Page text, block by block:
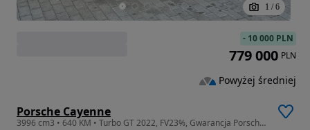
1 / 6
Porsche Cayenne
3996 cm3 • 640 KM • Turbo GT 2022, FV23%, Gwarancja PorscheApproved, Porsche Centrum Wawer
- 10 000 PLN
779 000 PLN
Powyżej średniej